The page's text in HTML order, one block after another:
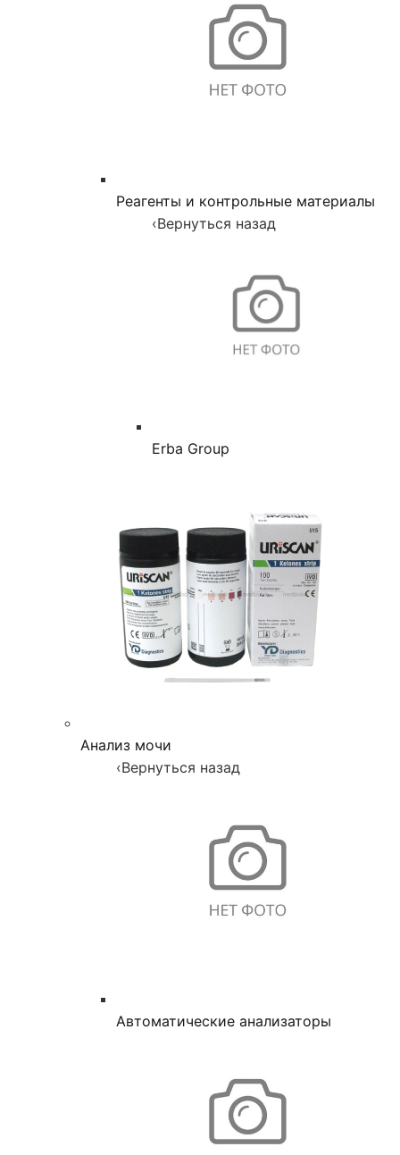
Реагенты и контрольные материалы
‹Вернуться назад
Erba Group
Анализ мочи
‹Вернуться назад
Автоматические анализаторы